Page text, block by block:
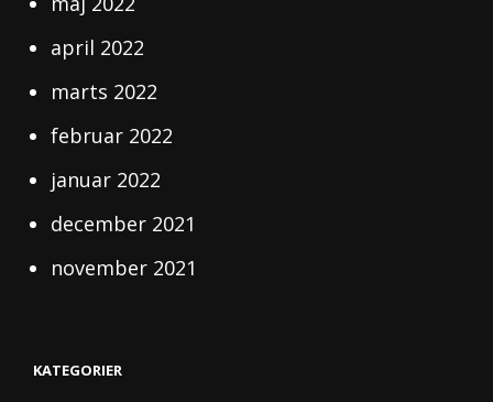
april 2022
marts 2022
februar 2022
januar 2022
december 2021
november 2021
KATEGORIER